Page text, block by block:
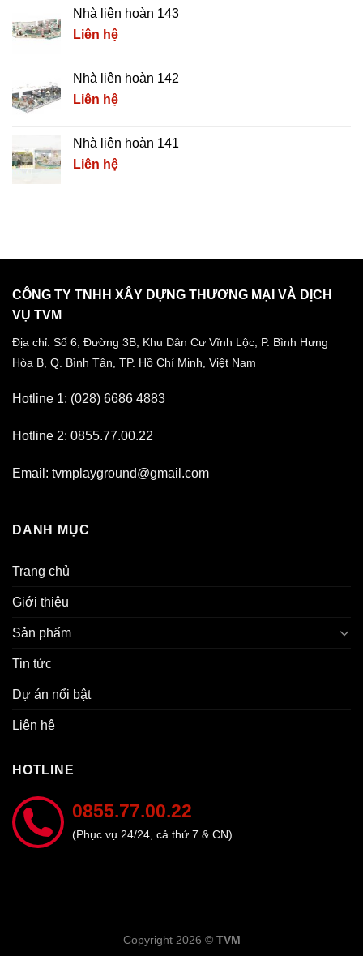
Nhà liên hoàn 143
Liên hệ
Nhà liên hoàn 142
Liên hệ
Nhà liên hoàn 141
Liên hệ
CÔNG TY TNHH XÂY DỰNG THƯƠNG MẠI VÀ DỊCH
VỤ TVM
Địa chỉ: Số 6, Đường 3B, Khu Dân Cư Vĩnh Lộc, P. Bình Hưng
Hòa B, Q. Bình Tân, TP. Hồ Chí Minh, Việt Nam
Hotline 1: (028) 6686 4883
Hotline 2: 0855.77.00.22
Email: tvmplayground@gmail.com
DANH MỤC
Trang chủ
Giới thiệu
Sản phẩm
Tin tức
Dự án nổi bật
Liên hệ
HOTLINE
0855.77.00.22
(Phục vụ 24/24, cả thứ 7 & CN)
Copyright 2026 © TVM